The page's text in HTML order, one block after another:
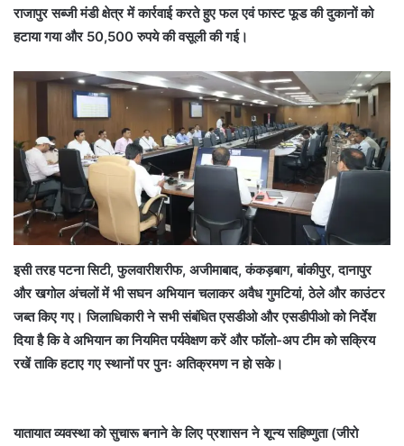
राजापुर सब्जी मंडी क्षेत्र में कार्रवाई करते हुए फल एवं फास्ट फूड की दुकानों को
हटाया गया और 50,500 रुपये की वसूली की गई।
इसी तरह पटना सिटी, फुलवारीशरीफ, अजीमाबाद, कंकड़बाग, बांकीपुर, दानापुर
और खगोल अंचलों में भी सघन अभियान चलाकर अवैध गुमटियां, ठेले और काउंटर
जब्त किए गए। जिलाधिकारी ने सभी संबंधित एसडीओ और एसडीपीओ को निर्देश
दिया है कि वे अभियान का नियमित पर्यवेक्षण करें और फॉलो-अप टीम को सक्रिय
रखें ताकि हटाए गए स्थानों पर पुनः अतिक्रमण न हो सके।
यातायात व्यवस्था को सुचारू बनाने के लिए प्रशासन ने शून्य सहिष्णुता (जीरो